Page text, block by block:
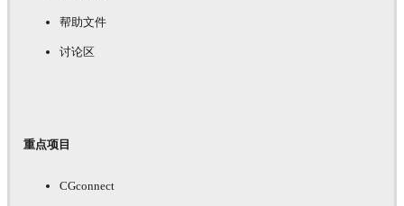
帮助文件
讨论区
重点项目
CGconnect